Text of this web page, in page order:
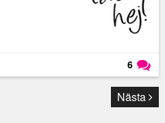
6
Läs kommentarer (6)
Nästa